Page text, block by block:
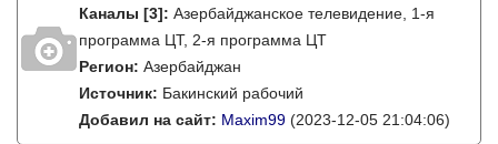
Каналы [3]: Азербайджанское телевидение, 1-я
программа ЦТ, 2-я программа ЦТ
Регион: Азербайджан
Источник: Бакинский рабочий
Добавил на сайт: Maxim99 (2023-12-05 21:04:06)